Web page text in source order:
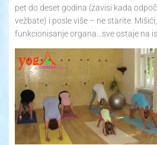
pet do deset godina (zavisi kada
vežbate) i posle više – ne starite.
funkcionisanje organa…sve ostaje na